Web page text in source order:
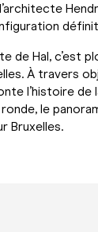
de Hal, c’est
À travers
l’histoire de
le
Bruxelles.